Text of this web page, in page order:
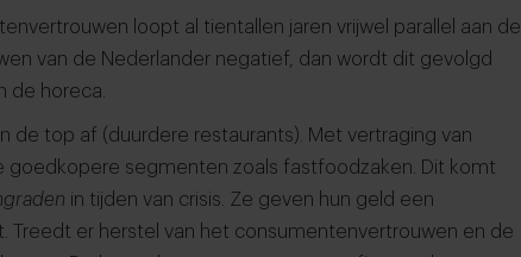
loopt al tientallen jaren vrijwel parallel aan de
van de Nederlander negatief, dan wordt dit gevolgd
de horeca.
de top af (duurdere restaurants). Met vertraging van
goedkopere segmenten zoals fastfoodzaken. Dit komt
in tijden van crisis. Ze geven hun geld een
Treedt er herstel van het consumentenvertrouwen en de